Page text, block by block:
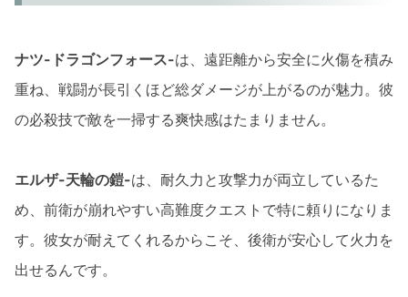
ナツ-ドラゴンフォース-は、遠距離から安全に火傷を積み
重ね、戦闘が長引くほど総ダメージが上がるのが魅力。彼
の必殺技で敵を一掃する爽快感はたまりません。
エルザ-天輪の鎧-は、耐久力と攻撃力が両立しているた
め、前衛が崩れやすい高難度クエストで特に頼りになりま
す。彼女が耐えてくれるからこそ、後衛が安心して火力を
出せるんです。